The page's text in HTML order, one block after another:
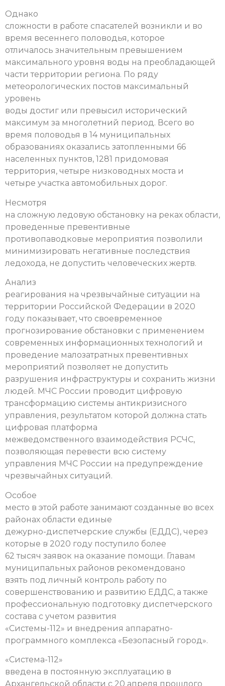
Однако
сложности в работе спасателей возникли и во
время весеннего половодья, которое
отличалось значительным превышением
максимального уровня воды на преобладающей
части территории региона. По ряду
метеорологических постов максимальный
уровень
воды достиг или превысил исторический
максимум за многолетний период. Всего во
время половодья в 14 муниципальных
образованиях оказались затопленными 66
населенных пунктов, 1281 придомовая
территория, четыре низководных моста и
четыре участка автомобильных дорог.
Несмотря
на сложную ледовую обстановку на реках области,
проведенные превентивные
противопаводковые мероприятия позволили
минимизировать негативные последствия
ледохода, не допустить человеческих жертв.
Анализ
реагирования на чрезвычайные ситуации на
территории Российской Федерации в 2020
году показывает, что своевременное
прогнозирование обстановки с применением
современных информационных технологий и
проведение малозатратных превентивных
мероприятий позволяет не допустить
разрушения инфраструктуры и сохранить жизни
людей. МЧС России проводит цифровую
трансформацию системы антикризисного
управления, результатом которой должна стать
цифровая платформа
межведомственного взаимодействия РСЧС,
позволяющая перевести всю систему
управления МЧС России на предупреждение
чрезвычайных ситуаций.
Особое
место в этой работе занимают созданные во всех
районах области единые
дежурно-диспетчерские службы (ЕДДС), через
которые в 2020 году поступило более
62 тысяч заявок на оказание помощи. Главам
муниципальных районов рекомендовано
взять под личный контроль работу по
совершенствованию и развитию ЕДДС, а также
профессиональную подготовку диспетчерского
состава с учетом развития
«Системы-112» и внедрения аппаратно-
программного комплекса «Безопасный город».
«Система-112»
введена в постоянную эксплуатацию в
Архангельской области с 20 апреля прошлого